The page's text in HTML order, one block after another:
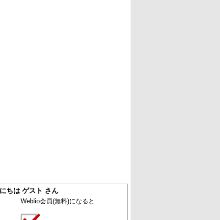
ちは ゲスト さん
Weblio会員(無料)になると